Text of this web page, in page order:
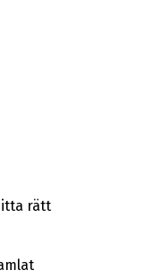
rätt